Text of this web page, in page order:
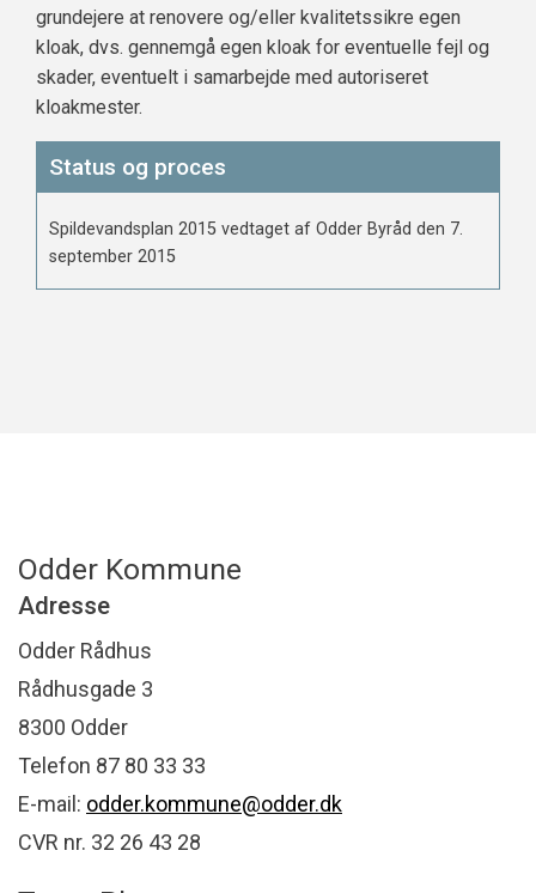
grundejere at renovere og/eller kvalitetssikre egen
kloak, dvs. gennemgå egen kloak for eventuelle fejl og
skader, eventuelt i samarbejde med autoriseret
kloakmester.
Status og proces
Spildevandsplan 2015 vedtaget af Odder Byråd den 7.
september 2015
Odder Kommune
Adresse
Odder Rådhus
Rådhusgade 3
8300 Odder
Telefon 87 80 33 33
E-mail: odder.kommune@odder.dk
CVR nr. 32 26 43 28